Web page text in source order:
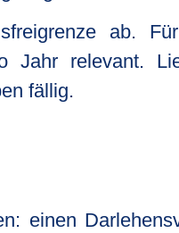
ab.
Jahr relevant.
fällig.
einen